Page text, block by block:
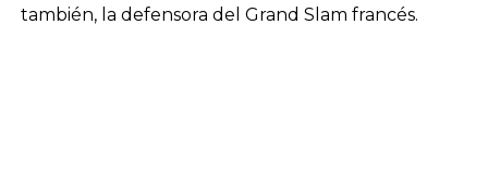
también, la defensora del Grand Slam francés.